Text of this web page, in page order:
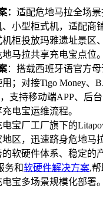
： 适配危地马拉全场
、小型柜式机，适配商
机柜投放玛雅遗址景区
马拉共享充电宝点位。
：搭载西班牙语官方母
；对接Tigo Money、
支持移动端APP、后
电宝运维流程。
宝厂工厂旗下的
区，迅速跻身危地马
的软硬件体系、稳定的
务和软硬件解决方案,
宝多场景规模化部署。